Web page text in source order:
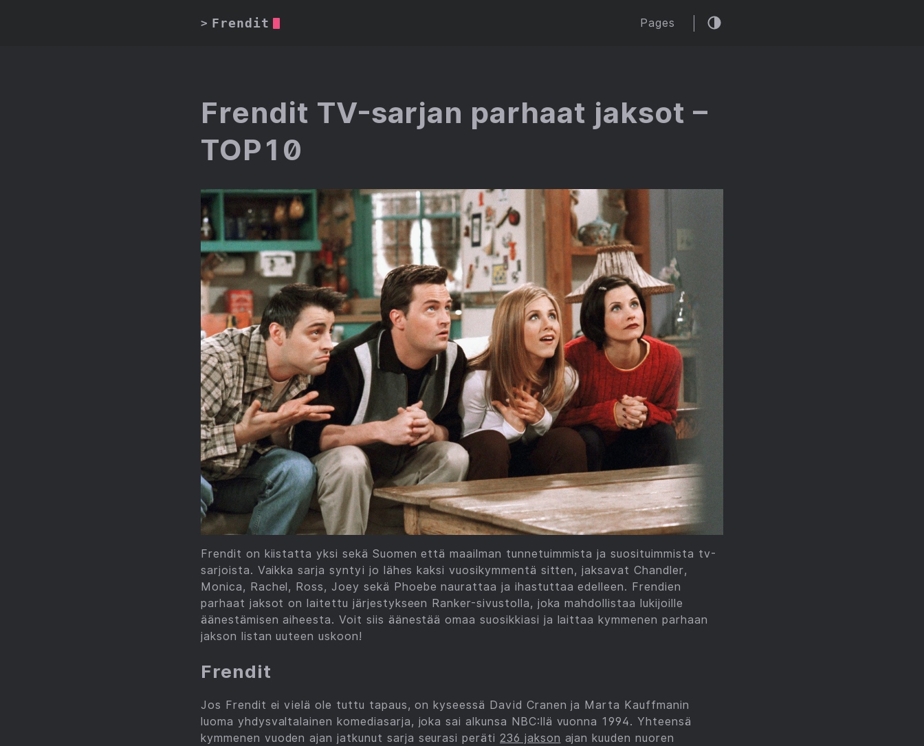
> Frendit Pages
Frendit TV-sarjan parhaat jaksot –
TOP10
Frendit on kiistatta yksi sekä Suomen että maailman tunnetuimmista ja suosituimmista tv-
sarjoista. Vaikka sarja syntyi jo lähes kaksi vuosikymmentä sitten, jaksavat Chandler,
Monica, Rachel, Ross, Joey sekä Phoebe naurattaa ja ihastuttaa edelleen. Frendien
parhaat jaksot on laitettu järjestykseen Ranker-sivustolla, joka mahdollistaa lukijoille
äänestämisen aiheesta. Voit siis äänestää omaa suosikkiasi ja laittaa kymmenen parhaan
jakson listan uuteen uskoon!
Frendit
Jos Frendit ei vielä ole tuttu tapaus, on kyseessä David Cranen ja Marta Kauffmanin
luoma yhdysvaltalainen komediasarja, joka sai alkunsa NBC:llä vuonna 1994. Yhteensä
kymmenen vuoden ajan jatkunut sarja seurasi peräti 236 jakson ajan kuuden nuoren